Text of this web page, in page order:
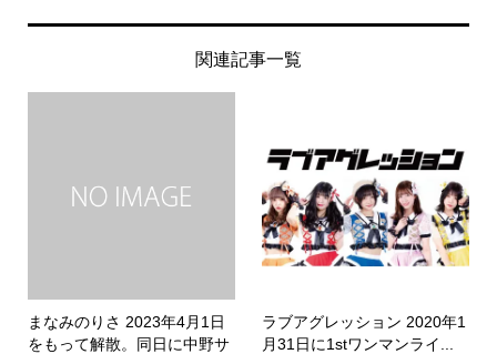
関連記事一覧
まなみのりさ 2023年4月1日
をもって解散。同日に中野サ
ラブアグレッション 2020年1
月31日に1stワンマンライ...